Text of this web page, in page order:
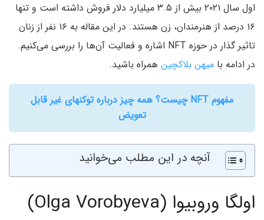
اول سال ۲۰۲۱ بیش از ۳.۵ میلیارد دلار فروش داشته است و تنها
۱۶ درصد از هنرمندان، زن هستند. در این مقاله به ۱۶ نفر از زنان
تاثیر گذار در حوزه NFT اشاره و فعالیت آن‌ها را بررسی می‌کنیم.
در ادامه با میهن بلاکچین همراه باشید.
مفهوم NFT چیست؟ همه چیز درباره توکنهای غیر قابل
تعویض
آنچه در این مطلب می‌خوانید
اولگا وروبیوا (Olga Vorobyeva)